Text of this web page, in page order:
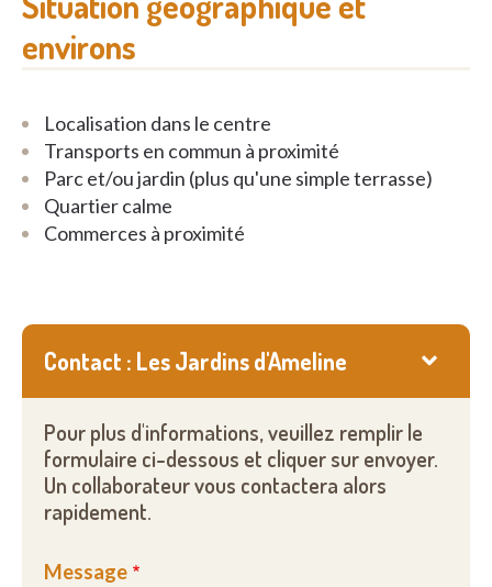
environs
Localisation dans le centre
Transports en commun à proximité
Parc et/ou jardin (plus qu'une simple terrasse)
Quartier calme
Commerces à proximité
Contact : Les Jardins d'Ameline
Pour plus d'informations, veuillez remplir le
formulaire ci-dessous et cliquer sur envoyer.
Un collaborateur vous contactera alors
rapidement.
Message